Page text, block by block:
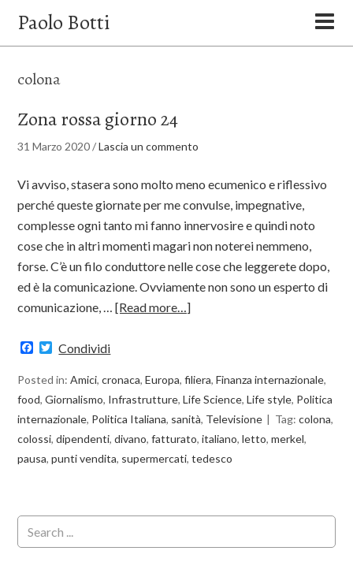
Paolo Botti
colona
Zona rossa giorno 24
31 Marzo 2020/Lascia un commento
Vi avviso, stasera sono molto meno ecumenico e riflessivo
perché queste giornate per me convulse, impegnative,
complesse ogni tanto mi fanno innervosire e quindi noto
cose che in altri momenti magari non noterei nemmeno,
forse. C’è un filo conduttore nelle cose che leggerete dopo,
ed è la comunicazione. Ovviamente non sono un esperto di
comunicazione, …[Read more…]
Facebook
Twitter
Condividi
Posted in:Amici,cronaca,Europa,filiera,Finanza internazionale,
food,Giornalismo, Infrastrutture,Life Science,Life style, Politica
internazionale, Politica Italiana, sanità, Televisione Tag:colona,
colossi,dipendenti,divano,fatturato,italiano,letto,merkel,
pausa,punti vendita, supermercati,tedesco